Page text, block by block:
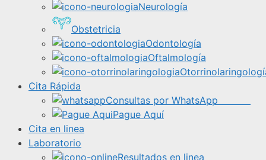
Neurología
Obstetricia
Odontología
Oftalmología
Cita Rápida
Consultas por WhatsApp
Pague Aquí
Cita en linea
Laboratorio
Resultados en linea